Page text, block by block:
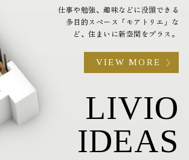
仕事や勉強、趣味などに没頭できる
多目的スペース「モアトリエ」な
ど、住まいに新空間をプラス。
VIEW MORE
LIVIO
IDEAS